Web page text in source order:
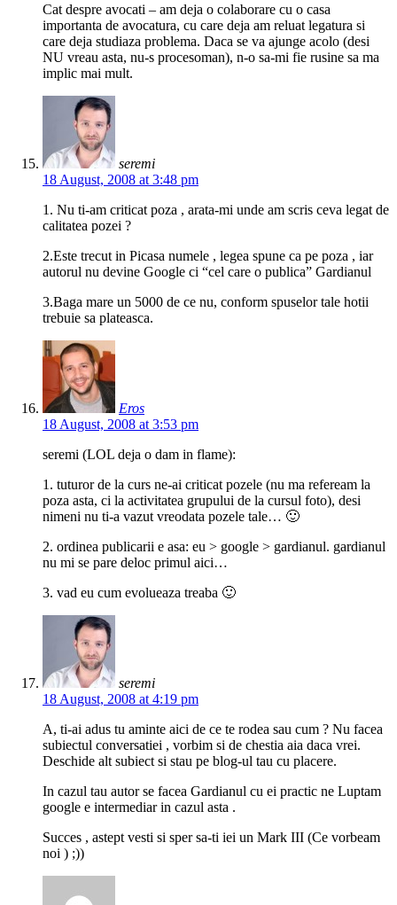
Cat despre avocati – am deja o colaborare cu o casa
importanta de avocatura, cu care deja am reluat legatura si
care deja studiaza problema. Daca se va ajunge acolo (desi
NU vreau asta, nu-s procesoman), n-o sa-mi fie rusine sa ma
implic mai mult.
seremi
18 August, 2008 at 3:48 pm
1. Nu ti-am criticat poza , arata-mi unde am scris ceva legat de
calitatea pozei ?
2.Este trecut in Picasa numele , legea spune ca pe poza , iar
autorul nu devine Google ci “cel care o publica” Gardianul
3.Baga mare un 5000 de ce nu, conform spuselor tale hotii
trebuie sa plateasca.
Eros
18 August, 2008 at 3:53 pm
seremi (LOL deja o dam in flame):
1. tuturor de la curs ne-ai criticat pozele (nu ma refeream la
poza asta, ci la activitatea grupului de la cursul foto), desi
nimeni nu ti-a vazut vreodata pozele tale… 🙂
2. ordinea publicarii e asa: eu > google > gardianul. gardianul
nu mi se pare deloc primul aici…
3. vad eu cum evolueaza treaba 🙂
seremi
18 August, 2008 at 4:19 pm
A, ti-ai adus tu aminte aici de ce te rodea sau cum ? Nu facea
subiectul conversatiei , vorbim si de chestia aia daca vrei.
Deschide alt subiect si stau pe blog-ul tau cu placere.
In cazul tau autor se facea Gardianul cu ei practic ne Luptam
google e intermediar in cazul asta .
Succes , astept vesti si sper sa-ti iei un Mark III (Ce vorbeam
noi ) ;))